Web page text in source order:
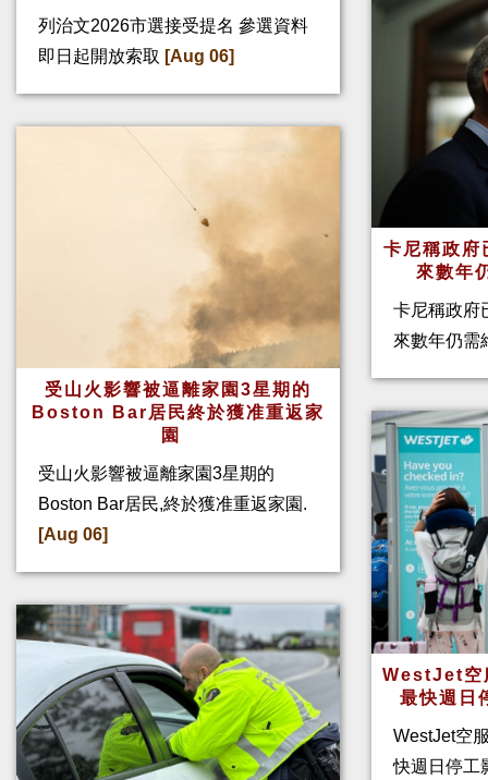
列治文2026市選接受提名 參選資料
即日起開放索取 [Aug 06]
受山火影響被逼離家園3星期的
Boston Bar居民終於獲准重返家
園
受山火影響被逼離家園3星期的
Boston Bar居民,終於獲准重返家園.
[Aug 06]
卡尼稱政府
來數年
卡尼稱政府
來數年仍需
WestJet空
最快週日
WestJet空
快週日停工